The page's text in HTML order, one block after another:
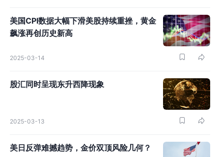
美国CPI数据大幅下滑美股持续重挫，黄金
飙涨再创历史新高
2025-03-14
股汇同时呈现东升西降现象
2025-03-13
美日反弹难撼趋势，金价双顶风险几何？